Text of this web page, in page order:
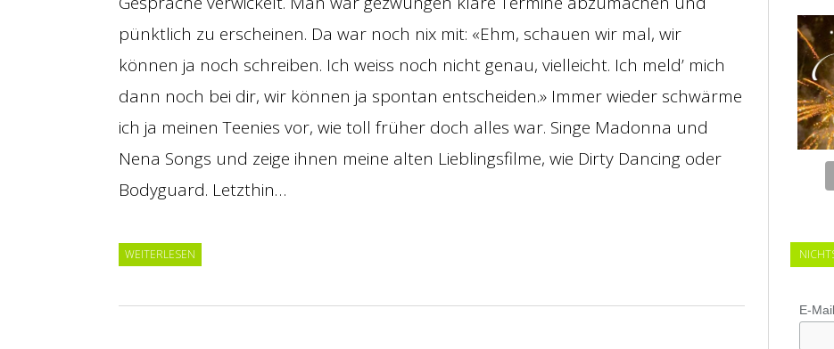
pünktlich zu erscheinen. Da war noch nix mit: «Ehm, schauen wir mal, wir
können ja noch schreiben. Ich weiss noch nicht genau, vielleicht. Ich meld’ mich
dann noch bei dir, wir können ja spontan entscheiden.» Immer wieder schwärme
ich ja meinen Teenies vor, wie toll früher doch alles war. Singe Madonna und
Nena Songs und zeige ihnen meine alten Lieblingsfilme, wie Dirty Dancing oder
Bodyguard. Letzthin…
WEITERLESEN
E-